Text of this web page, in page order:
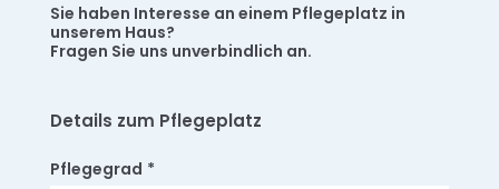
Sie haben Interesse an einem Pflegeplatz in
unserem Haus?
Fragen Sie uns unverbindlich an.
Details zum Pflegeplatz
Pflegegrad *